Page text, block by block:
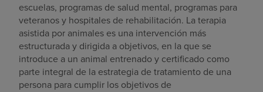
escuelas, programas de salud mental, programas para
veteranos y hospitales de rehabilitación. La terapia
asistida por animales es una intervención más
estructurada y dirigida a objetivos, en la que se
introduce a un animal entrenado y certificado como
parte integral de la estrategia de tratamiento de una
persona para cumplir los objetivos de